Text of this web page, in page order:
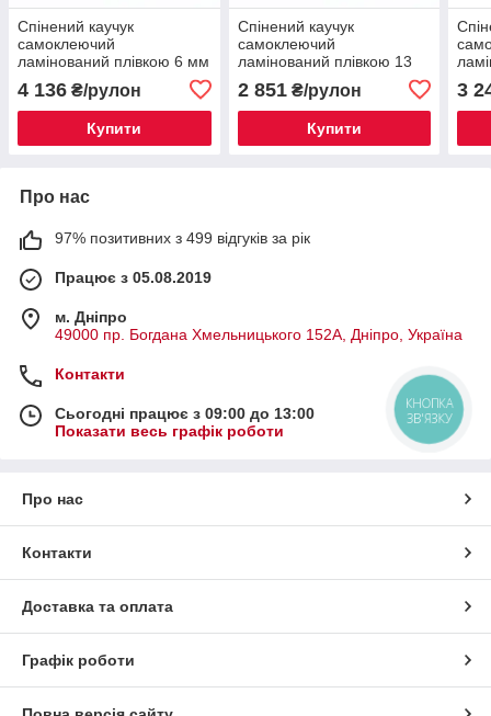
Спінений каучук
самоклеючий
ламінований плівкою 6 мм
Україна рулон 15 метрів
4 136 ₴/рулон
Купити
Спінений каучук
самоклеючий
ламінований плівкою 13
мм Україна рулон 7 метрів
2 851₴/рулон
Купити
3
Про нас
97% позитивних з 499 відгуків за рік
Працює з 05.08.2019
м. Дніпро
49000 пр. Богдана Хмельницького 152А, Дніпро, Україна
Контакти
Сьогодні працює з 09:00 до 13:00
Показати весь графік роботи
Про нас
Контакти
Доставка та оплата
Графік роботи
КНОПКА
ЗВ'ЯЗКУ